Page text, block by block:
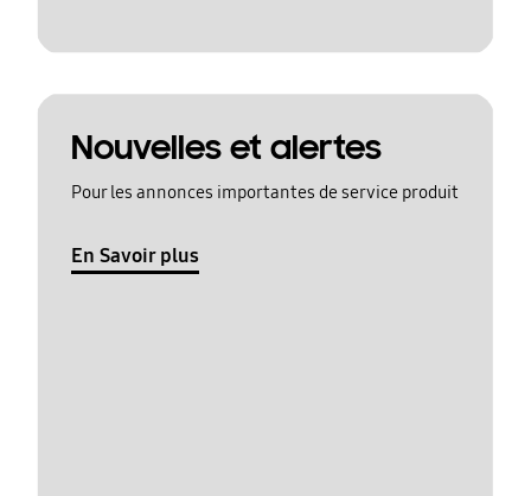
Nouvelles et alertes
Pour les annonces importantes de service produit
En Savoir plus